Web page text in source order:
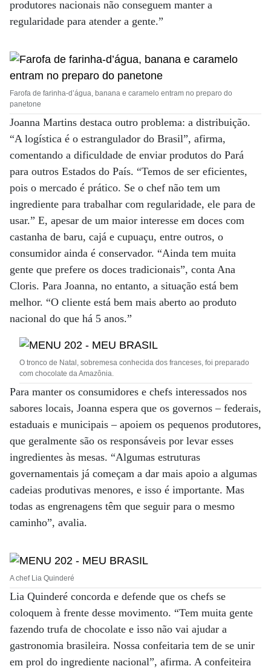
produtores nacionais não conseguem manter a
regularidade para atender a gente.”
Farofa de farinha-d’água, banana e caramelo entram no preparo do
panetone
Joanna Martins destaca outro problema: a distribuição.
“A logística é o estrangulador do Brasil”, afirma,
comentando a dificuldade de enviar produtos do Pará
para outros Estados do País. “Temos de ser eficientes,
pois o mercado é prático. Se o chef não tem um
ingrediente para trabalhar com regularidade, ele para de
usar.” E, apesar de um maior interesse em doces com
castanha de baru, cajá e cupuaçu, entre outros, o
consumidor ainda é conservador. “Ainda tem muita
gente que prefere os doces tradicionais”, conta Ana
Cloris. Para Joanna, no entanto, a situação está bem
melhor. “O cliente está bem mais aberto ao produto
nacional do que há 5 anos.”
O tronco de Natal, sobremesa conhecida dos franceses, foi preparado
com chocolate da Amazônia.
Para manter os consumidores e chefs interessados nos
sabores locais, Joanna espera que os governos – federais,
estaduais e municipais – apoiem os pequenos produtores,
que geralmente são os responsáveis por levar esses
ingredientes às mesas. “Algumas estruturas
governamentais já começam a dar mais apoio a algumas
cadeias produtivas menores, e isso é importante. Mas
todas as engrenagens têm que seguir para o mesmo
caminho”, avalia.
A chef Lia Quinderé
Lia Quinderé concorda e defende que os chefs se
coloquem à frente desse movimento. “Tem muita gente
fazendo trufa de chocolate e isso não vai ajudar a
gastronomia brasileira. Nossa confeitaria tem de se unir
em prol do ingrediente nacional”, afirma. A confeiteira